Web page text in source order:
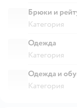
Брюки и
Категория
Одежда
Категория
Одежда и
Категория